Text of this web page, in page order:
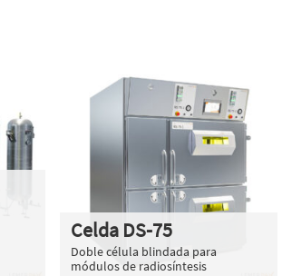
Celda DS-75
Doble célula blindada para
módulos de radiosíntesis